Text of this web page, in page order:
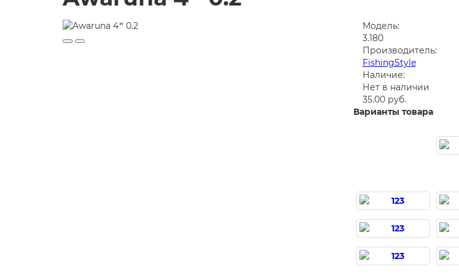
Модель:
3.180
Производитель:
FishingStyle
Наличие:
Нет в наличии
35.00 руб.
Варианты товара